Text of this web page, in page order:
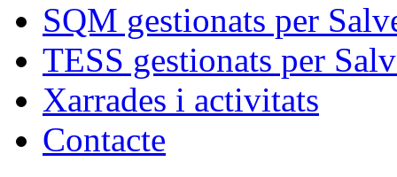
SQM gestionats per
TESS gestionats per
Xarrades i activitats
Contacte